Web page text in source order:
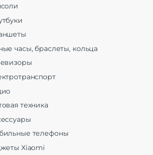
часы, браслеты, кольца
техника
телефоны
Xiaomi